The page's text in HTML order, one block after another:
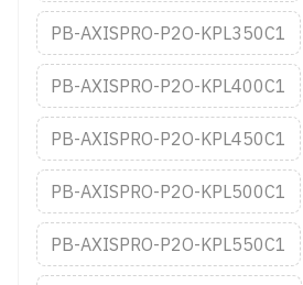
PB-AXISPRO-P2O-KPL350C1
PB-AXISPRO-P2O-KPL400C1
PB-AXISPRO-P2O-KPL450C1
PB-AXISPRO-P2O-KPL500C1
PB-AXISPRO-P2O-KPL550C1